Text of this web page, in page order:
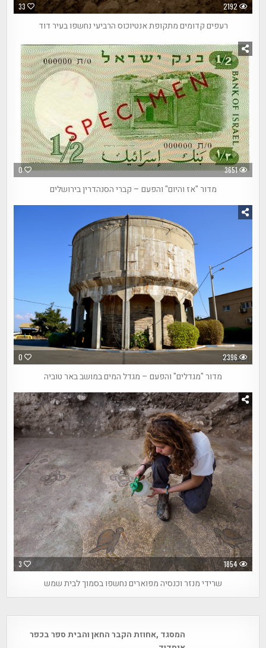
33 2192
רעפים קדומים מתקופת אנטיוכוס הרביעי נחשפו בעיר דוד
0 3651
מדור "אז והיום" והפעם – קברי הסנהדרין בירושלים
0 2396
מדור "מגדלים" והפעם – מגדל המים במושב באר טוביה
3 1854
שרידי מנזר וכנסיה מפוארים נחשפו בסמוך לבית שמש
המסגד ,אחוזת הקבר החאן והבית ספר בכפר